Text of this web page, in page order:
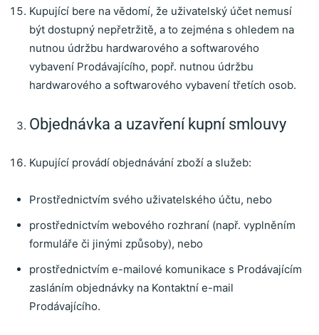
Kupující bere na vědomí, že uživatelský účet nemusí
být dostupný nepřetržitě, a to zejména s ohledem na
nutnou údržbu hardwarového a softwarového
vybavení Prodávajícího, popř. nutnou údržbu
hardwarového a softwarového vybavení třetích osob.
Objednávka a uzavření kupní smlouvy
Kupující provádí objednávání zboží a služeb:
Prostřednictvím svého uživatelského účtu, nebo
prostřednictvím webového rozhraní (např. vyplněním
formuláře či jinými způsoby), nebo
prostřednictvím e-mailové komunikace s Prodávajícím
zasláním objednávky na Kontaktní e-mail
Prodávajícího.